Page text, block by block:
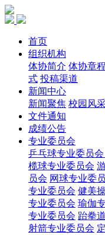
首页
组织机构
体协简介 体协章程
式 投稿渠道
新闻中心
新闻聚焦 校园风
文件通知
成绩公告
专业委员会
乒乓球专业委员会
榄球专业委员会
员会 网球专业委
专业委员会 健美
专业委员会 瑜伽
专业委员会 跆拳
射箭专业委员会